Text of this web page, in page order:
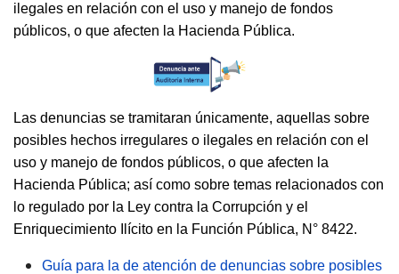
ilegales en relación con el uso y manejo de fondos
públicos, o que afecten la Hacienda Pública.
Las denuncias se tramitaran únicamente, aquellas sobre
posibles hechos irregulares o ilegales en relación con el
uso y manejo de fondos públicos, o que afecten la
Hacienda Pública; así como sobre temas relacionados con
lo regulado por la Ley contra la Corrupción y el
Enriquecimiento Ilícito en la Función Pública, N° 8422.
Guía para la de atención de denuncias sobre posibles